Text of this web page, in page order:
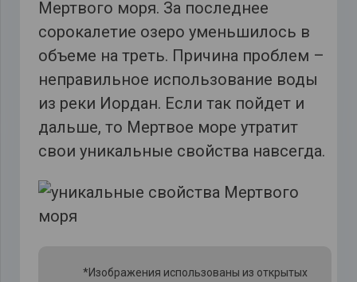
Мертвого моря. За последнее
сорокалетие озеро уменьшилось в
объеме на треть. Причина проблем –
неправильное использование воды
из реки Иордан. Если так пойдет и
дальше, то Мертвое море утратит
свои уникальные свойства навсегда.
*Изображения использованы из открытых